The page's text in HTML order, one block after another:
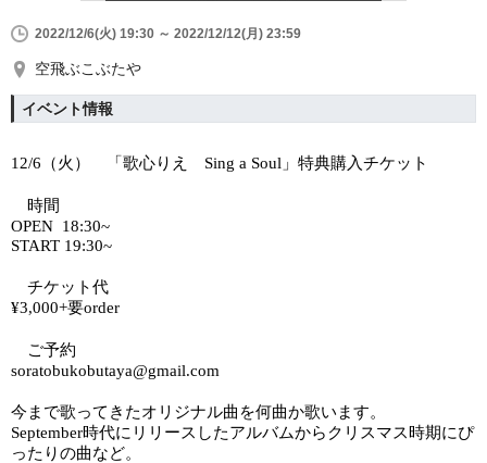
2022/12/6(火) 19:30 ～ 2022/12/12(月) 23:59
空飛ぶこぶたや
イベント情報
12/6 （火） 「歌心りえ Sing a Soul 」特典購入チケット
時間
OPEN 18:30~
START 19:30~
チケット代
¥3,000+要order
ご予約
soratobukobutaya@gmail.com
今まで歌ってきたオリジナル曲を何曲か歌います。
September時代にリリースしたアルバムからクリスマス時期にぴ
ったりの曲など。